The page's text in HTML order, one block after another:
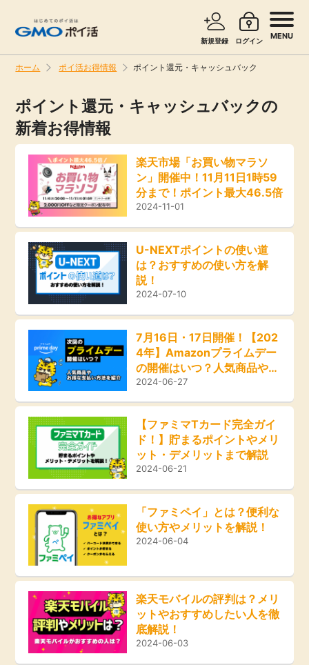
新規登録 ログイン MENU
ホーム ポイ活お得情報 ポイント還元・キャッシュバック
お知らせ
新着
高還元
無料
即日還元
アンケート
ゲーム
買い物
モニター
ポイ活お得情報
お友達紹介
カード比較
毎日ゲット
サービスで探す ショッピングで探す
旅行・レンタカー
無料サービス
エンタメ
クレジットカード
暮らし
引っ越し
買取・査定
学び
進学・教育
美容・健康
有料サービス
銀行・金融・投資
家計の固定費
ふるさと納税
ポイント還元・キャッシュバックの
新着お得情報
楽天市場「お買い物マラソ
ン」開催中！11月11日1時59
分まで！ポイント最大46.5倍
2024-11-01
U-NEXTポイントの使い道
は？おすすめの使い方を解
説！
2024-07-10
7月16日・17日開催！【202
4年】Amazonプライムデー
の開催はいつ？人気商品やお
得な支払い方法を紹介
2024-06-27
【ファミマTカード完全ガイ
ド！】貯まるポイントやメリ
ット・デメリットまで解説
2024-06-21
「ファミペイ」とは？便利な
使い方やメリットを解説！
2024-06-04
楽天モバイルの評判は？メリ
ットやおすすめしたい人を徹
底解説！
2024-06-03